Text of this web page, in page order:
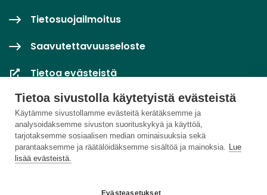
Tietoa sivustolla käytetyistä evästeistä
Käytämme sivustollamme evästeitä kerätäksemme ja
analysoidaksemme sivuston suorituskykyä ja käyttöä,
tarjotaksemme sosiaalisen median ominaisuuksia sekä
parantaaksemme ja räätälöidäksemme sisältöä ja mainoksia. Lue
lisää evästeistä.
Evästeasetukset
Tietosuojailmoitus
Saavutettavuusseloste
Tietoa evästeistä
Evästeasetukset